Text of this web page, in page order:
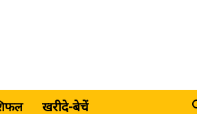
खरीदे-बेचें